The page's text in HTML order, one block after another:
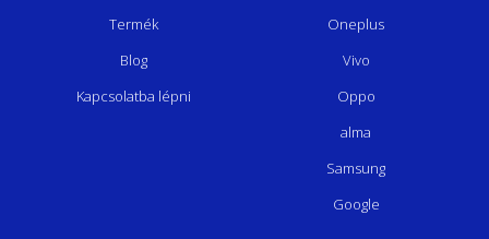
Termék
Blog
Kapcsolatba lépni
Oneplus
Vivo
Oppo
alma
Samsung
Google